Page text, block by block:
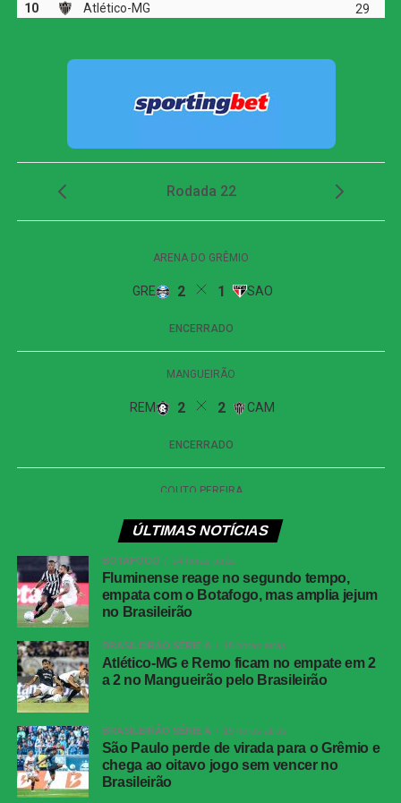
WhatsApp
Share
ÚLTIMAS NOTÍCIAS
BOTAFOGO 14 horas atrás
Fluminense reage no segundo tempo,
empata com o Botafogo, mas amplia jejum
no Brasileirão
BRASILEIRÃO SÉRIE A 18 horas atrás
Atlético-MG e Remo ficam no empate em 2
a 2 no Mangueirão pelo Brasileirão
BRASILEIRÃO SÉRIE A 19 horas atrás
São Paulo perde de virada para o Grêmio e
chega ao oitavo jogo sem vencer no
Brasileirão